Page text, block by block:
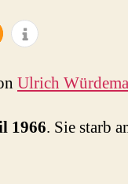
Ulrich
1966. Sie starb